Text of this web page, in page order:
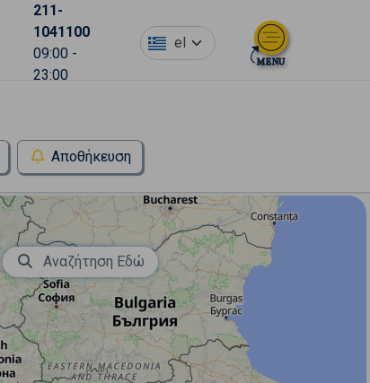
211-
1041100
09:00 -
23:00
el
Αποθήκευση
Αναζήτηση Εδώ